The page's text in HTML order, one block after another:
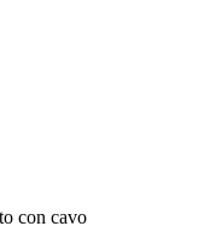
con cavo